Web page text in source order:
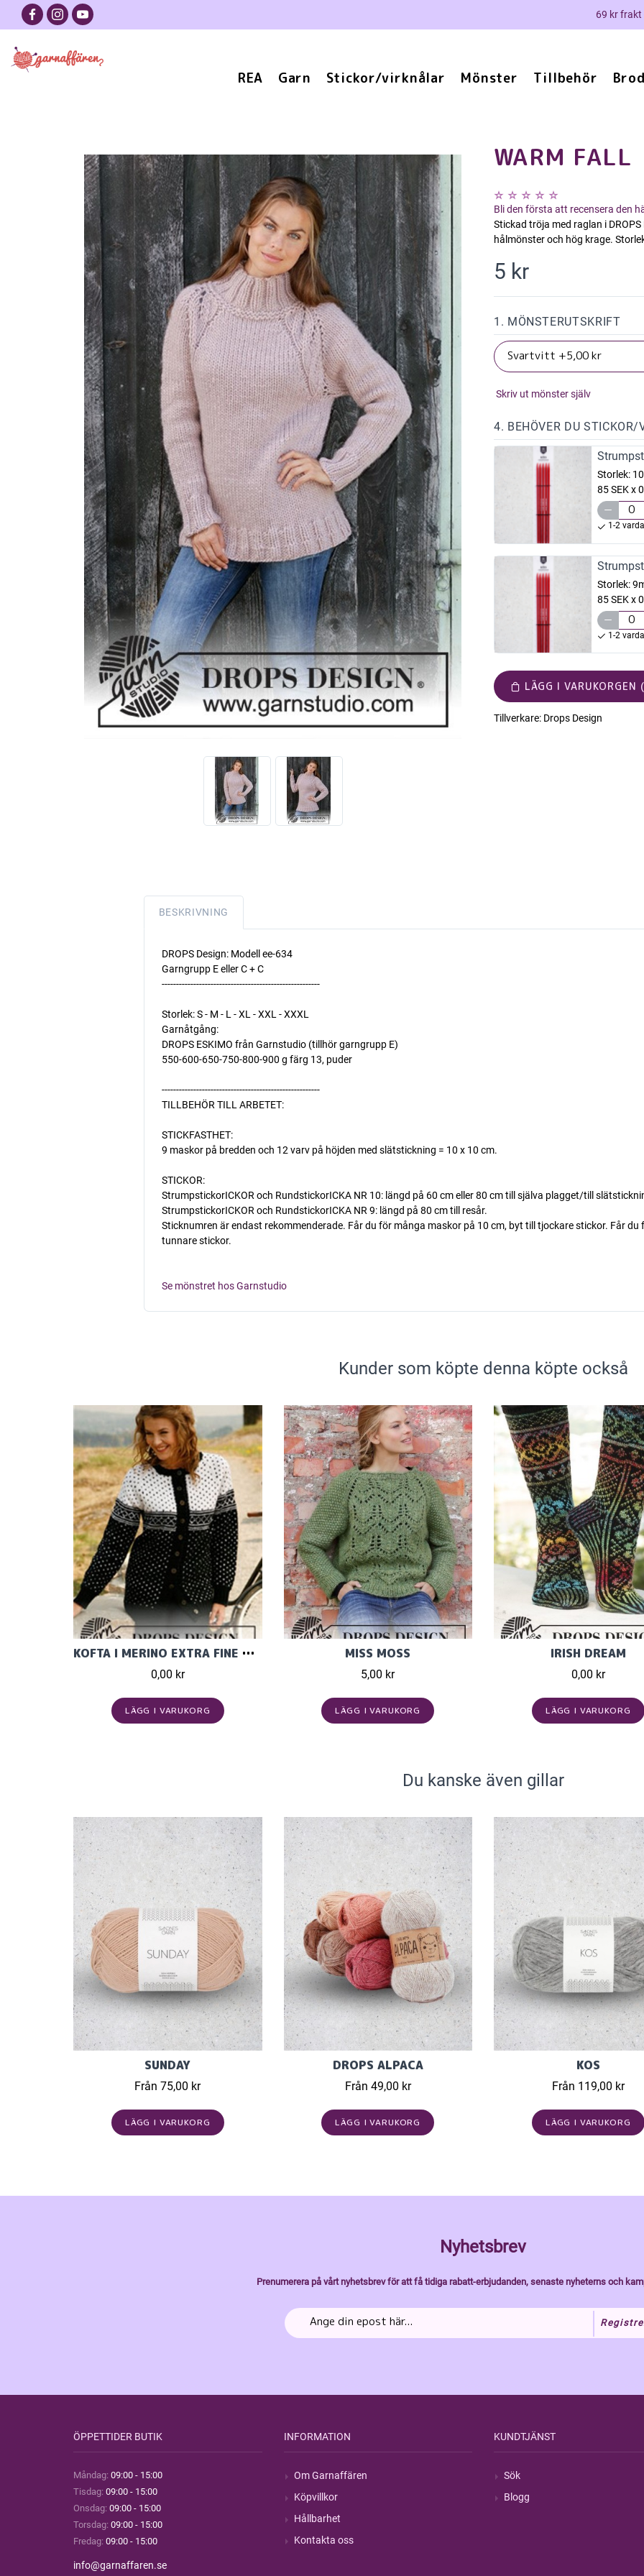
69 kr
REA Garn Stickor/virknålar Mönster Tillbehör
WARM FALL
Bli den första att recensera den
Stickad tröja med raglan i
hålmönster och hög krage.
5 kr
1. MÖNSTERUTSKRIFT
Skriv ut mönster själv
4. BEHÖVER DU
Storlek:
85 SEK x 0
1-2
Storlek:
85 SEK x 0
1-2
LÄGG I VARUKORGEN
Tillverkare: Drops Design
BESKRIVNING
DROPS Design: Modell ee-634
Garngrupp E eller C + C
-------------------------------------------------------
Storlek: S - M - L - XL - XXL - XXXL
Garnåtgång:
DROPS ESKIMO från Garnstudio (tillhör garngrupp E)
550-600-650-750-800-900 g färg 13, puder
-------------------------------------------------------
TILLBEHÖR TILL ARBETET:
STICKFASTHET:
9 maskor på bredden och 12 varv på höjden med slätstickning = 10 x 10 cm.
STICKOR:
StrumpstickorICKOR och RundstickorICKA NR 10: längd på 60 cm eller 80 cm till själva plagget/till
StrumpstickorICKOR och RundstickorICKA NR 9: längd på 80 cm till resår.
Sticknumren är endast rekommenderade. Får du för många maskor på 10 cm, byt till tjockare stickor. Får du
tunnare stickor.
Se mönstret hos Garnstudio
Kunder som köpte denna köpte också
KOFTA I MERINO EXTRA FINE 13137
0,00 kr
LÄGG I VARUKORG
MISS MOSS
5,00 kr
LÄGG I VARUKORG
IRISH DREAM
0,00 kr
LÄGG I VARUKORG
Du kanske även gillar
SUNDAY
Från 75,00 kr
LÄGG I VARUKORG
DROPS ALPACA
Från 49,00 kr
LÄGG I VARUKORG
KOS
Från 119,00 kr
LÄGG I VARUKORG
Nyhetsbrev
Prenumerera på vårt nyhetsbrev för att få tidiga rabatt-erbjudanden, senaste nyheterns och
ÖPPETTIDER BUTIK
Måndag: 09:00 - 15:00
Tisdag: 09:00 - 15:00
Onsdag: 09:00 - 15:00
Torsdag: 09:00 - 15:00
Fredag: 09:00 - 15:00
info@garnaffaren.se
INFORMATION
Om Garnaffären
Köpvillkor
Hållbarhet
Kontakta oss
KUNDTJÄNST
Sök
Blogg